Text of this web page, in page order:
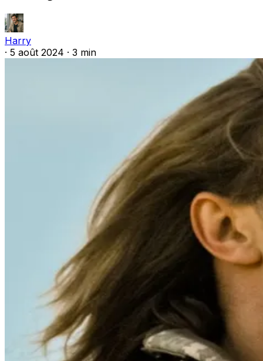
Harry
· 5 août 2024 · 3 min